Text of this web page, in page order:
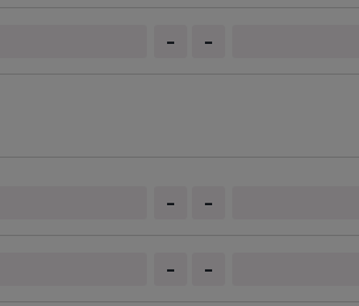
- -
- -
- -